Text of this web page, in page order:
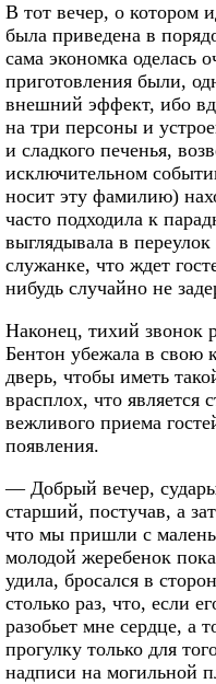
В тот вечер, о котором
была приведена в
сама экономка оделась
приготовления были,
внешний эффект, ибо
на три персоны и
и сладкого печенья,
исключительном
носит эту фамилию)
часто подходила к
выглядывала в
служанке, что ждет
нибудь случайно не
Наконец, тихий звонок
Бентон убежала в свою
дверь, чтобы иметь
врасплох, что является
вежливого приема
появления.
— Добрый вечер,
старший, постучав, а
что мы пришли с
молодой жеребенок
удила, бросался в
столько раз, что, если
разобьет мне сердце, а
прогулку только для
надписи на могильной